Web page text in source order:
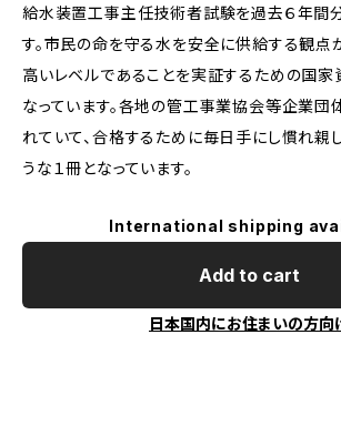
給水装置工事主任技術者試験を過去６年間
す。市民の命を守る水を安全に供給する観点
高いレベルであることを実証するための国
なっています。各地の管工事業協会等企業団
れていて、合格するために毎日手にし慣れ親
うな１冊となっています。
International shipping
Add to cart
日本国内にお住まいの方向